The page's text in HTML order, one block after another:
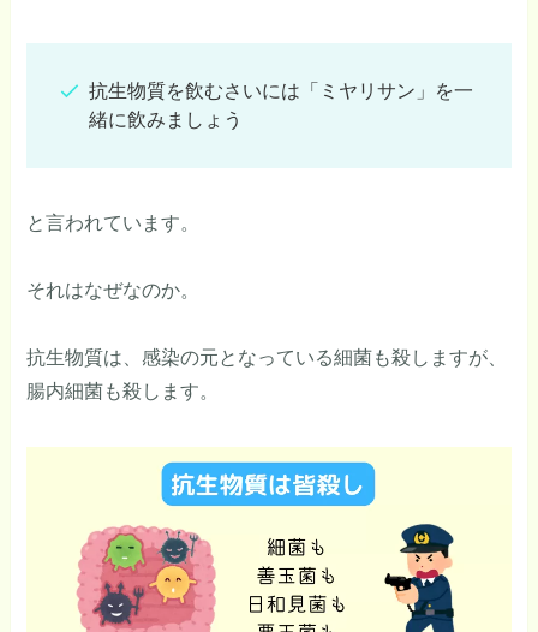
抗生物質を飲むさいには「ミヤリサン」を一
緒に飲みましょう
と言われています。
それはなぜなのか。
抗生物質は、感染の元となっている細菌も殺しますが、
腸内細菌も殺します。